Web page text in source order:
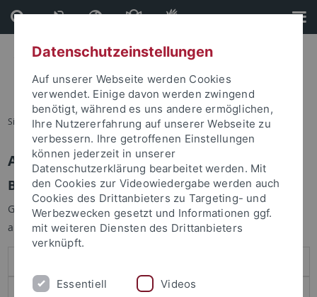
Direkt
zum
Inhalt
Direkt
zur
Fußleiste
Sie sind hier: Startseite
Anmelden
Benutzeranmeldung
Geben Sie Ihren Benutzernamen und Ihr Passwort an um sich
anzumelden:
Datenschutzeinstellungen
Auf unserer Webseite werden Cookies
verwendet. Einige davon werden zwingend
benötigt, während es uns andere ermöglichen,
Ihre Nutzererfahrung auf unserer Webseite zu
verbessern. Ihre getroffenen Einstellungen
können jederzeit in unserer
Datenschutzerklärung bearbeitet werden. Mit
den Cookies zur Videowiedergabe werden auch
Cookies des Drittanbieters zu Targeting- und
Werbezwecken gesetzt und Informationen ggf.
mit weiteren Diensten des Drittanbieters
verknüpft.
Essentiell Videos